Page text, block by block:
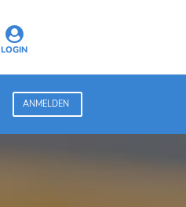

LOGIN
ANMELDEN